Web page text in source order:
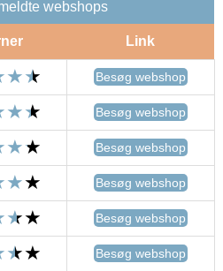
webshops
Link
Besøg webshop
Besøg webshop
Besøg webshop
Besøg webshop
Besøg webshop
Besøg webshop